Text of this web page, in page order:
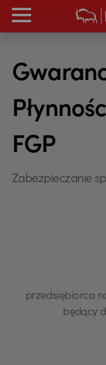
FGP
Zabezpieczanie
przedsiębiorca
będący